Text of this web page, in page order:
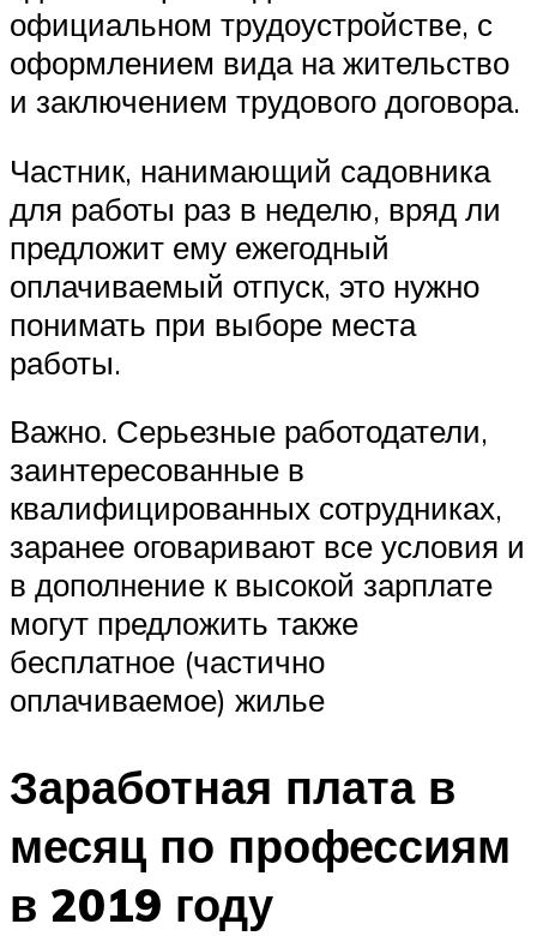
официальном трудоустройстве, с
оформлением вида на жительство
и заключением трудового договора.
Частник, нанимающий садовника
для работы раз в неделю, вряд ли
предложит ему ежегодный
оплачиваемый отпуск, это нужно
понимать при выборе места
работы.
Важно. Серьезные работодатели,
заинтересованные в
квалифицированных сотрудниках,
заранее оговаривают все условия и
в дополнение к высокой зарплате
могут предложить также
бесплатное (частично
оплачиваемое) жилье
Заработная плата в
месяц по профессиям
в 2019 году